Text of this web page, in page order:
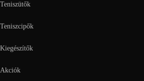
Teniszütők
Teniszcipők
Kiegészítők
Akciók